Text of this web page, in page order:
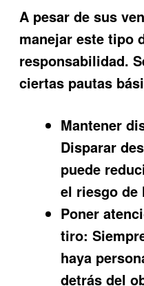
A pesar de sus
manejar este tipo
responsabilidad.
ciertas pautas
Mantener
Disparar
puede
el riesgo de
Poner
tiro:
haya
detrás del